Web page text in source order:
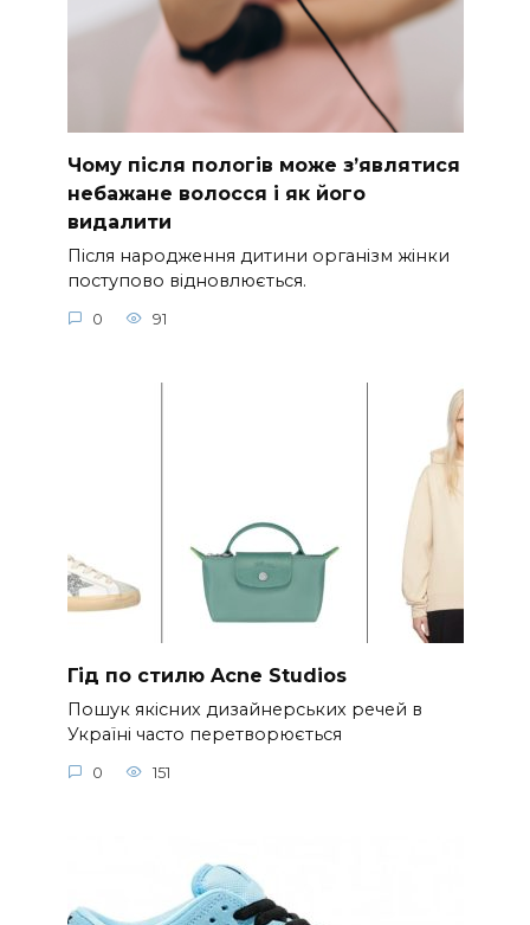
Чому після пологів може з’являтися
небажане волосся і як його
видалити
Після народження дитини організм жінки
поступово відновлюється.
0 91
Гід по стилю Acne Studios
Пошук якісних дизайнерських речей в
Україні часто перетворюється
0 151